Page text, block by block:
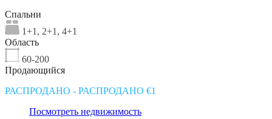
Спальни
1+1, 2+1, 4+1
Область
60-200
Продающийся
РАСПРОДАНО - РАСПРОДАНО €1
Посмотреть недвижимость